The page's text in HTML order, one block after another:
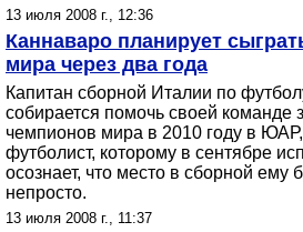
13 июля 2008 г., 12:36
Каннаваро планирует
мира через два года
Капитан сборной Италии по
собирается помочь своей команде
чемпионов мира в 2010 году в
футболист, которому в сентябре
осознает, что место в сборной ему
непросто.
13 июля 2008 г., 11:37